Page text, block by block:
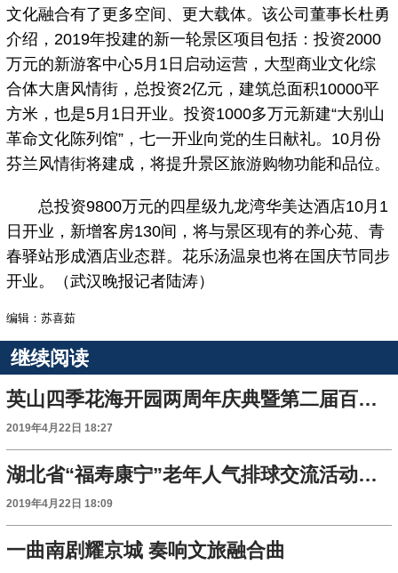
文化融合有了更多空间、更大载体。该公司董事长杜勇
介绍，2019年投建的新一轮景区项目包括：投资2000
万元的新游客中心5月1日启动运营，大型商业文化综
合体大唐风情街，总投资2亿元，建筑总面积10000平
方米，也是5月1日开业。投资1000多万元新建“大别山
革命文化陈列馆”，七一开业向党的生日献礼。10月份
芬兰风情街将建成，将提升景区旅游购物功能和品位。
总投资9800万元的四星级九龙湾华美达酒店10月1
日开业，新增客房130间，将与景区现有的养心苑、青
春驿站形成酒店业态群。花乐汤温泉也将在国庆节同步
开业。（武汉晚报记者陆涛）
编辑：苏喜茹
继续阅读
英山四季花海开园两周年庆典暨第二届百花节开幕
2019年4月22日 18:27
湖北省“福寿康宁”老年人气排球交流活动在黄冈师范学院举行
2019年4月22日 18:09
一曲南剧耀京城 奏响文旅融合曲